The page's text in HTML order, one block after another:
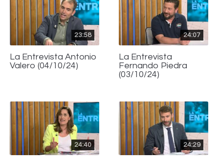
23:58
La Entrevista Antonio
Valero (04/10/24)
24:07
La Entrevista
Fernando Piedra
(03/10/24)
24:40 24:29